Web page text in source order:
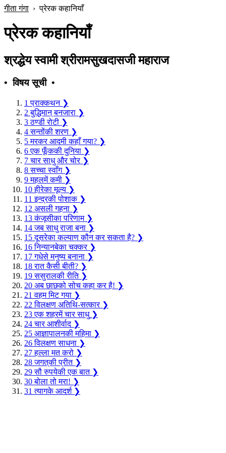
गीता गंगा ›प्रेरक कहानियाँ
प्रेरक कहानियाँ
श्रद्धेय स्वामी श्रीरामसुखदासजी महाराज
• विषय सूची •
1 प्राक्‍कथन ❯
2 बुद्धिमान् बनजारा ❯
3 ठण्डी रोटी ❯
4 सन्तोंकी शरण ❯
5 मरकर आदमी कहाँ गया? ❯
6 एक फूँककी दुनिया ❯
7 चार साधु और चोर ❯
8 सच्चा स्वाँग ❯
9 महलमें कमी ❯
10 हीरेका मूल्य ❯
11 इन्द्रकी पोशाक ❯
12 असली गहना ❯
13 कंजूसीका परिणाम ❯
14 जब साधु राजा बना ❯
15 दूसरेका कल्याण कौन कर सकता है? ❯
16 निन्यानबेका चक्‍कर ❯
17 गधेसे मनुष्य बनाना ❯
18 रात कैसी बीती? ❯
19 ससुरालकी रीति ❯
20 अब छाछको सोच कहा कर है! ❯
21 वहम मिट गया ❯
22 विलक्षण अतिथि-सत्कार ❯
23 एक शहरमें चार साधु ❯
24 चार आशीर्वाद ❯
25 आज्ञापालनकी महिमा ❯
26 विलक्षण साधना ❯
27 हल्ला मत करो ❯
28 जगत‍्की प्रीत ❯
29 सौ रुपयेकी एक बात ❯
30 बोला तो मरा! ❯
31 त्यागके आदर्श ❯